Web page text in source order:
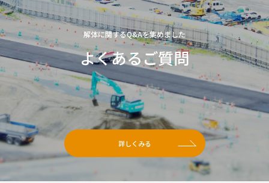
解体に関するQ&Aを集めました
よくあるご質問
詳しくみる